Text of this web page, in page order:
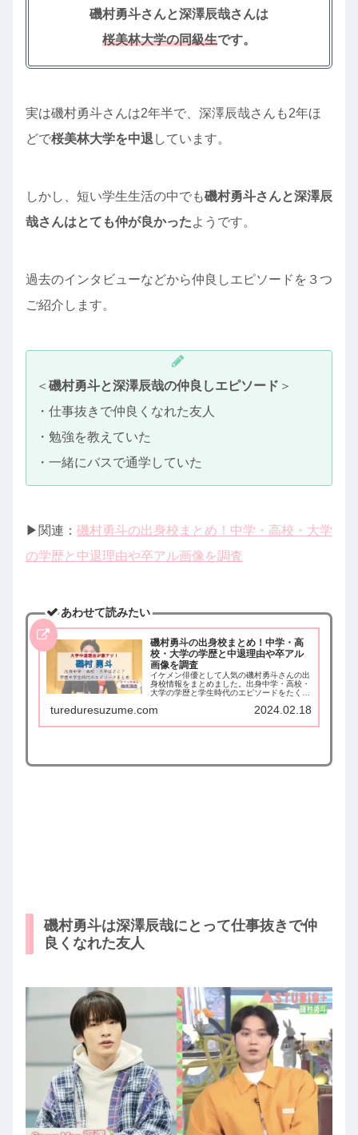
磯村勇斗さんと深澤辰哉さんは
桜美林大学の同級生です。
実は磯村勇斗さんは2年半で、深澤辰哉さんも2年ほ
どで桜美林大学を中退 しています。
しかし、短い学生生活の中でも磯村勇斗さんと深澤辰
哉さんはとても仲が良かったようです。
過去のインタビューなどから仲良しエピソードを３つ
ご紹介します。
＜ 磯村勇斗と深澤辰哉の仲良しエピソード ＞
・仕事抜きで仲良くなれた友人
・勉強を教えていた
・一緒にバスで通学していた
▶︎関連： 磯村勇斗の出身校まとめ！中学・高校・大学
の学歴と中退理由や卒アル画像を調査
あわせて読みたい
磯村勇斗の出身校まとめ！中学・高
校・大学の学歴と中退理由や卒アル
画像を調査
イケメン俳優として人気の磯村勇斗さんの出
身校情報をまとめました。出身中学・高校・
大学の学歴と学生時代のエピソードをたくさ
アル画像があるのか調査しました。
tureduresuzume.com 2024.02.18
磯村勇斗は深澤辰哉にとって仕事抜きで仲
良くなれた友人